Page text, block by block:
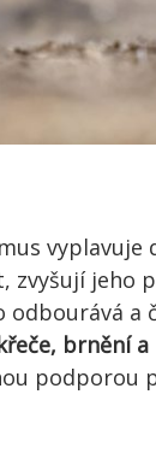
zvyšují jeho
a
brnění
podporou